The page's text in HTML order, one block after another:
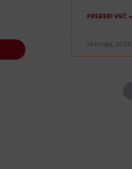
PREBERI VEČ »
14 maja, 2026